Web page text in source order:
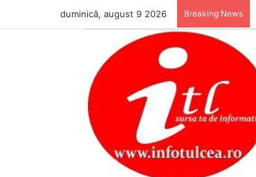
duminică, august 9 2026 Breaking News